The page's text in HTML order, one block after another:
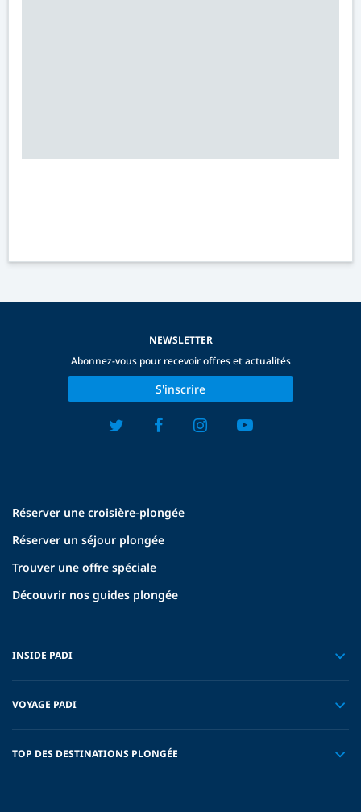
Réserver une croisière-plongée
Réserver un séjour plongée
Trouver une offre spéciale
Découvrir nos guides plongée
INSIDE PADI
VOYAGE PADI
TOP DES DESTINATIONS PLONGÉE
NEWSLETTER
Abonnez-vous pour recevoir offres et actualités
S'inscrire